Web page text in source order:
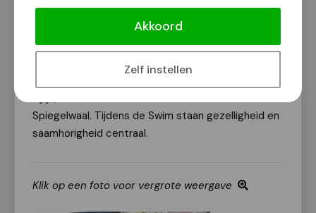
Akkoord
Zelf instellen
Iedereen kent helaas wel iemand die getroffen is
door kanker mét of zonder goede afloop. De Swim
maakt het mogelijk om als individu, samen met
collega's, vrienden of familie je respect te tonen
Spiegelwaal. Tijdens de Swim staan gezelligheid en
saamhorigheid centraal.
Klik op een foto voor vergrote weergave